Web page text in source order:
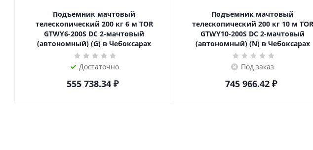
Подъемник мачтовый
телескопический 200 кг 6 м TOR
GTWY6-200S DC 2-мачтовый
(автономный) (G) в Чебоксарах
Достаточно
555 738.34₽
Подъемник мачтовый
телескопический 200 кг 10 м TOR
GTWY10-200S DC 2-мачтовый
(автономный) (N) в Чебоксарах
Под заказ
745 966.42₽